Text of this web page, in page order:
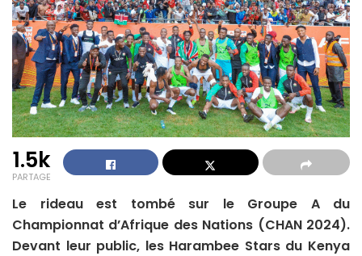
1.5k
PARTAGE
Le rideau est tombé sur le Groupe A du
Championnat d’Afrique des Nations (CHAN 2024).
Devant leur public, les Harambee Stars du Kenya